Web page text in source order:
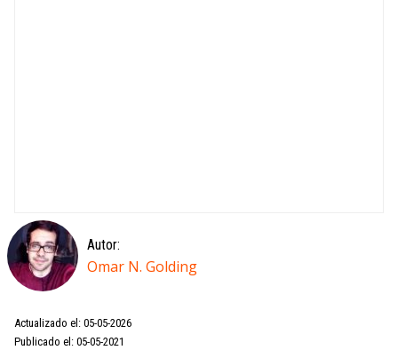
Autor:
Omar N. Golding
Actualizado el: 05-05-2026
Publicado el: 05-05-2021